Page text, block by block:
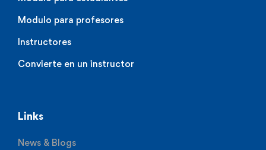
Modulo para profesores
Instructores
Convierte en un instructor
Links
News & Blogs